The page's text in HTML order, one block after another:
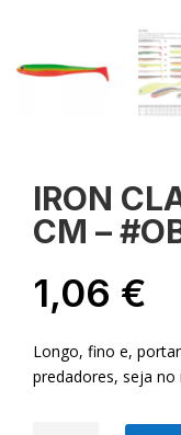
IRON
CM –
1,06 €
Longo, fino e,
predadores, seja no